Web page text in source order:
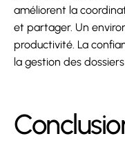
améliorent la
et partager. Un
productivité. La
la gestion des